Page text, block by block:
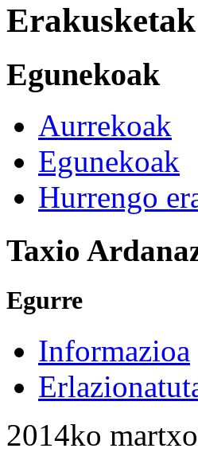
Erakusketak
Egunekoak
Aurrekoak
Egunekoak
Hurrengo
Taxio
Egurre
Informazioa
2014ko